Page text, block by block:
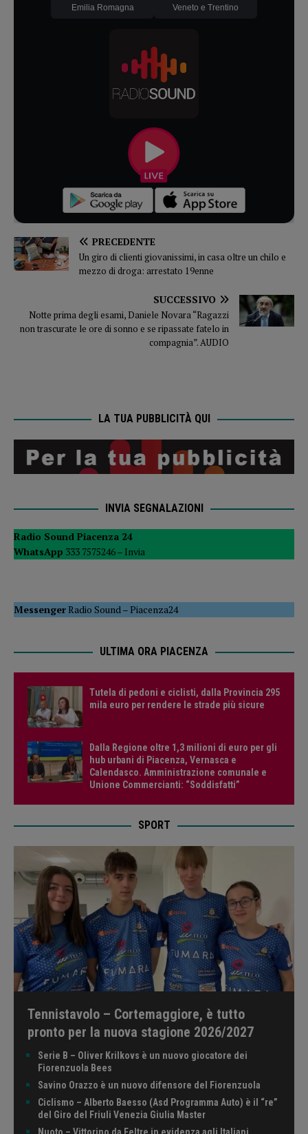
Emilia Romagna Veneto e Trentino
PRECEDENTE
Un giro di clienti giovanissimi, in casa oltre un chilo e
mezzo di droga: arrestato 19enne
SUCCESSIVO
Notte prima degli esami, Daniele Novara “Ragazzi
non trascurate le ore di sonno e se ripassate fatelo in
compagnia”. AUDIO
LA TUA PUBBLICITÀ QUI
INVIA SEGNALAZIONI
Radio Sound Piacenza 24
WhatsApp 333 7575246 – Invia
MessengerRadio Sound–Piacenza24
ULTIMA ORA PIACENZA
Tutela di pedoni e ciclisti, dalla Provincia 295
mila euro per rendere le strade più sicure
Dalla Regione oltre 1,3 milioni di euro per gli
hub urbani di Piacenza, Vernasca e
Calendasco. Amministrazione comunale e
Unione Commercianti: “Soddisfatti”
SPORT
Tennistavolo – Cortemaggiore, è tutto
pronto per la nuova stagione 2026/2027
Serie B – Oliver Krilkovs è un nuovo giocatore dei
Fiorenzuola Bees
Savino Orazzo è un nuovo difensore del Fiorenzuola
Ciclismo – Alberto Baesso (Asd Programma Auto) è il “re”
del Giro del Friuli Venezia Giulia Master